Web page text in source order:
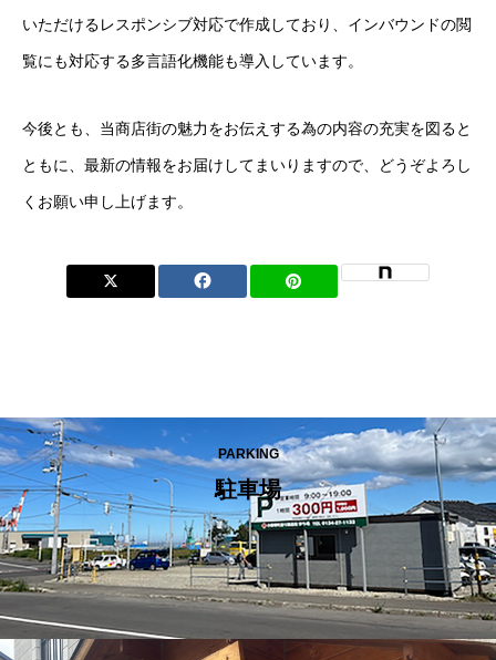
いただけるレスポンシブ対応で作成しており、インバウンドの閲
覧にも対応する多言語化機能も導入しています。
今後とも、当商店街の魅力をお伝えする為の内容の充実を図ると
ともに、最新の情報をお届けしてまいりますので、どうぞよろし
くお願い申し上げます。
PARKING
駐車場